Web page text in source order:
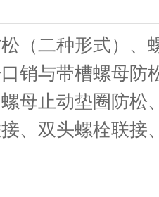
（二种形式）、
销与带槽螺母防
母止动垫圈防松
、双头螺栓联接